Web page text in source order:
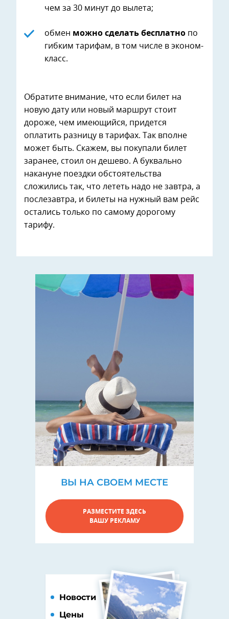
чем за 30 минут до вылета;
обмен можно сделать бесплатно по
гибким тарифам, в том числе в эконом-
класс.
Обратите внимание, что если билет на
новую дату или новый маршрут стоит
дороже, чем имеющийся, придется
оплатить разницу в тарифах. Так вполне
может быть. Скажем, вы покупали билет
заранее, стоил он дешево. А буквально
накануне поездки обстоятельства
сложились так, что лететь надо не завтра, а
послезавтра, и билеты на нужный вам рейс
остались только по самому дорогому
тарифу.
ВЫ НА СВОЕМ МЕСТЕ
РАЗМЕСТИТЕ ЗДЕСЬ
ВАШУ РЕКЛАМУ
Новости
Цены